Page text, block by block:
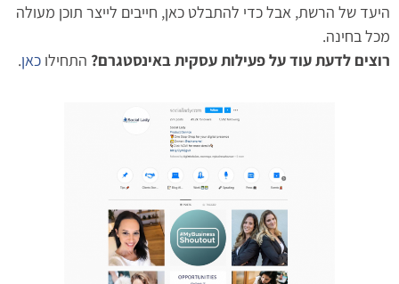
היעד של הרשת, אבל כדי להתבלט כאן, חייבים לייצר תוכן מעולה
מכל בחינה.
רוצים לדעת עוד על פעילות עסקית באינסטגרם? התחילו כאן.